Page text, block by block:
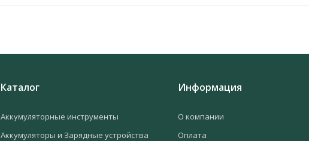
Каталог
Аккумуляторные инструменты
Аккумуляторы и Зарядные устройства
Информация
О компании
Оплата